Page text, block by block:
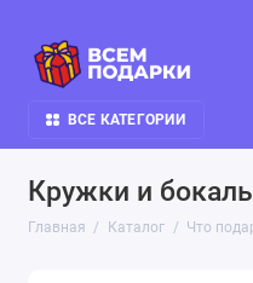
ВСЕ КАТЕГОРИИ
Кружки и
Главная Каталог Что